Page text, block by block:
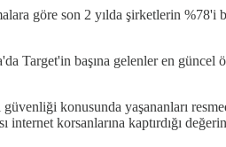
göre son 2 yılda şirketlerin %78'i
Target'in başına gelenler en güncel
konusunda yaşananları
korsanlarına kaptırdığı